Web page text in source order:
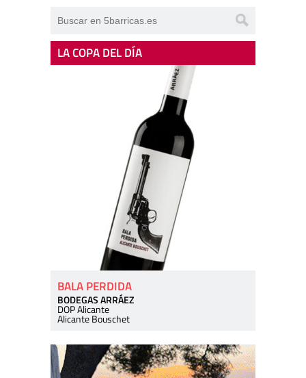
LA COPA DEL DÍA
BALA PERDIDA
BODEGAS ARRÁEZ
DOP Alicante
Alicante Bouschet